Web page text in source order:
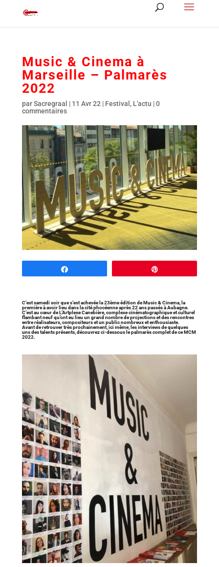
Music & Cinema à
Marseille – Palmarès
2022
parSacregraal | 11 Avr 22 | Festival , L'actu |0
commentaires
C’est samedi soir que s’est achevée la 23ème édition de Music & Cinema, la
première à avoir lieu dans la cité phocéenne après 22 ans passés à Aubagne.
C’est au cœur de L’Artplexe Canebière, complexe cinématographique et culturel
flambant neuf qu’ont eu lieu un grand nombre de projections et des rencontres
entre réalisateurs, compositeurs et un public nombreux et enthousiaste.
Avant de retrouver très prochainement, ici même, les interviews de quelques
uns des talents présents, découvrez ci-dessous le palmarès complet de ce MCM
2022.